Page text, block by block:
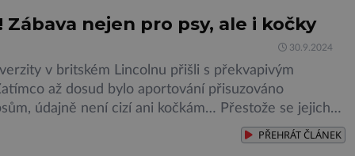
orgánu, jehož velikost je přirovnávána ke švestce,
[…]
Zábava nejen pro psy, ale i kočky
30.9.2024
v britském Lincolnu přišli s překvapivým
až dosud bylo aportování přisuzováno
údajně není cizí ani kočkám… Přestože se jejich
a přirozené chování liší, mají psi a kočky mnoho
Například jsou zdatnými predátory, kteří žijí společně
PŘEHRÁTČLÁNEK